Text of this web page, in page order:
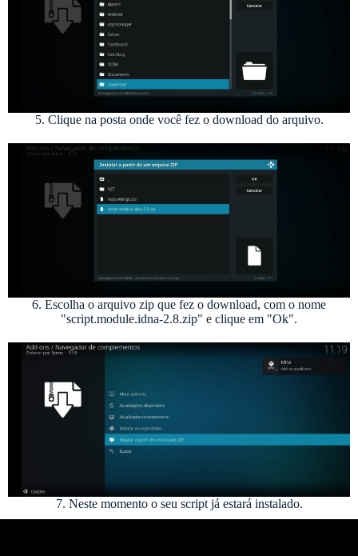
5. Clique na posta onde você fez o download do arquivo.
6. Escolha o arquivo zip que fez o download, com o nome
"script.module.idna-2.8.zip" e clique em "Ok".
7. Neste momento o seu script já estará instalado.